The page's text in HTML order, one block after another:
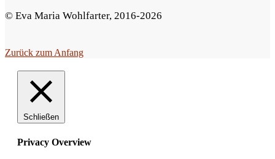
l
l
© Eva Maria Wohlfarter, 2016-2026
Zurück zum Anfang
Schließen
Privacy Overview